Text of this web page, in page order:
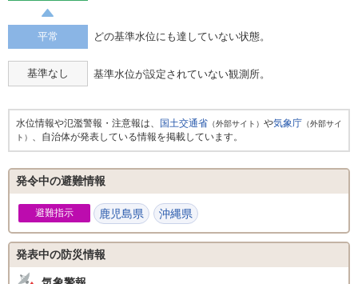
平常 どの基準水位にも達していない状態。
基準なし 基準水位が設定されていない観測所。
水位情報や氾濫警報・注意報は、 国土交通省 （外部サイト） や気象庁 （外部サイ
ト） 、自治体が発表している情報を掲載しています。
発令中の避難情報
避難指示 鹿児島県 沖縄県
発表中の防災情報